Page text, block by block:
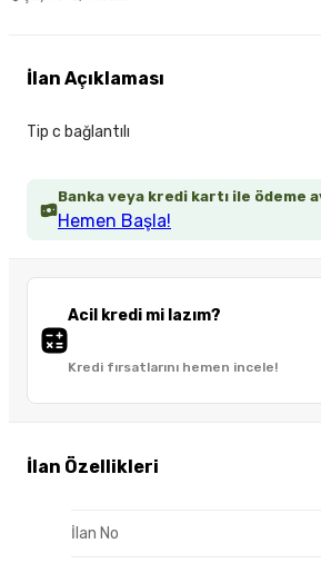
Banka veya kredi kartı ile ödeme
Hemen Başla!
Acil kredi mi lazım?
Kredi fırsatlarını hemen incele!
İlan Özellikleri
İlan No
İlan Açıklaması
Tip c bağlantılı